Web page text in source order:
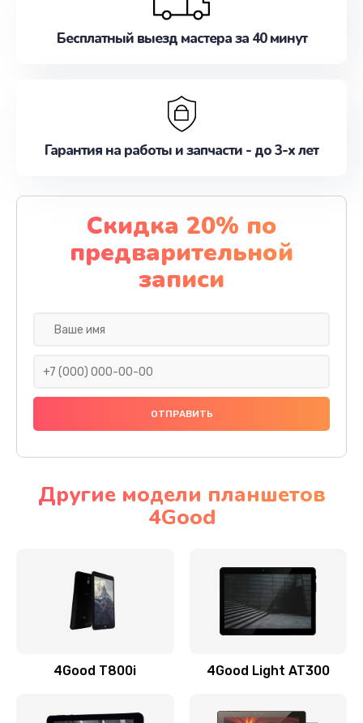
Бесплатный выезд мастера за 40 минут
Гарантия на работы и запчасти - до 3-х лет
Скидка 20% по
предварительной
записи
Другие модели планшетов
4Good
4Good T800i 4Good Light AT300